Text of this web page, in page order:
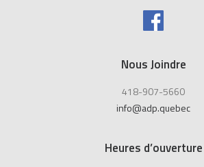
Nous Joindre
418-907-5660
info@adp.quebec
Heures d’ouverture